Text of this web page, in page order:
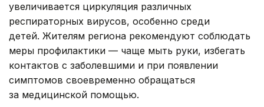
увеличивается циркуляция различных
респираторных вирусов, особенно среди
детей. Жителям региона рекомендуют соблюдать
меры профилактики — чаще мыть руки, избегать
контактов с заболевшими и при появлении
симптомов своевременно обращаться
за медицинской помощью.